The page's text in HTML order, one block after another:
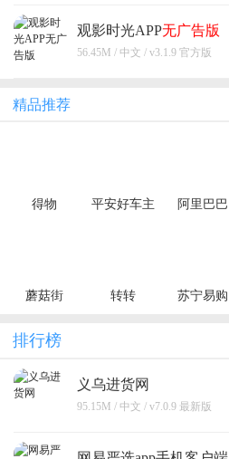
观影时光APP无广告版
56.45M / 中文 / v3.1.9 官方版
精品推荐
得物 平安好车主 阿里巴巴
蘑菇街 转转 苏宁易购
排行榜
义乌进货网
95.15M / 中文 / v7.0.9 最新版